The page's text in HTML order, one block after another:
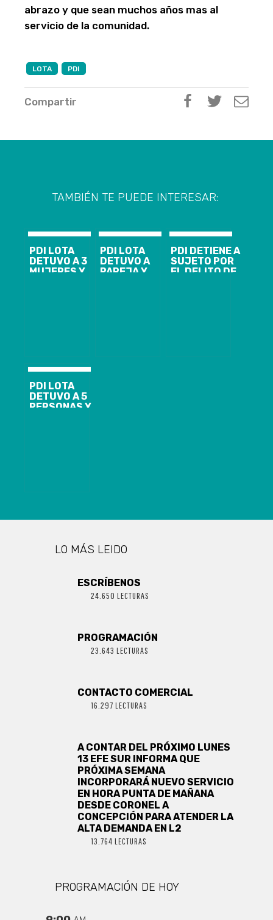
abrazo y que sean muchos años mas al
servicio de la comunidad.
LOTA PDI
Compartir
TAMBIÉN TE PUEDE INTERESAR:
PDI LOTA
DETUVO A 3
MUJERES Y
PDI LOTA
DETUVO A
PAREJA Y
PDI DETIENE A
SUJETO POR
EL DELITO DE
PDI LOTA
DETUVO A 5
PERSONAS Y
LO MÁS LEIDO
ESCRÍBENOS
24.650 LECTURAS
PROGRAMACIÓN
23.643 LECTURAS
CONTACTO COMERCIAL
16.297 LECTURAS
A CONTAR DEL PRÓXIMO LUNES
13 EFE SUR INFORMA QUE
PRÓXIMA SEMANA
INCORPORARÁ NUEVO SERVICIO
EN HORA PUNTA DE MAÑANA
DESDE CORONEL A
CONCEPCIÓN PARA ATENDER LA
ALTA DEMANDA EN L2
13.764 LECTURAS
PROGRAMACIÓN DE HOY